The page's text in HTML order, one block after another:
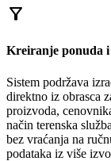
filter_alt
Kreiranje ponuda
Sistem podržava
direktno iz obrasca
proizvoda,
način terenska
bez vraćanja na
podataka iz više